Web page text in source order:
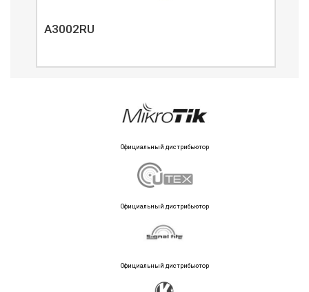
A3002RU
Официальный дистрибьютор
Официальный дистрибьютор
Официальный дистрибьютор